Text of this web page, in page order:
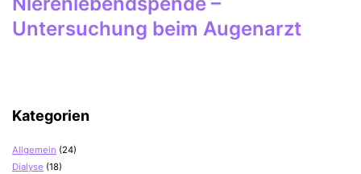
Untersuchung beim Augenarzt
Kategorien
Allgemein (24)
Dialyse (18)